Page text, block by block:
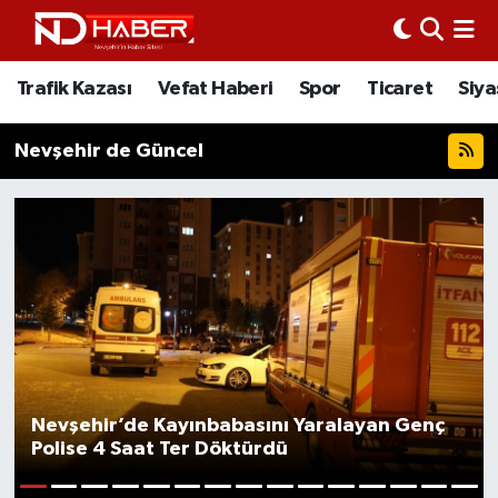
Trafik Kazası Vefat Haberi Spor Ticaret
Nevşehir de Güncel
Nevşehir’de Kayınbabasını Yaralayan Genç
Polise 4 Saat Ter Döktürdü
Trafik Kazası
Vefat Haberi
Spor
Siyaset
Ziyaretler
Kurum
Eğitim
Nöbetçi Eczaneler
Nevşehir Hava Durumu
Nevşehir Trafik Yoğunluk Haritası
Süper Lig Puan Durumu ve Fikstür
Tüm Manşetler
Son Dakika Haberleri
Haber Arşivi